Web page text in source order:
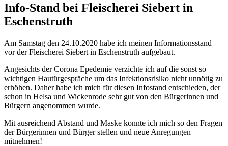
Info-Stand bei Fleischerei Siebert in
Eschenstruth
Am Samstag den 24.10.2020 habe ich meinen Informationsstand
vor der Fleischerei Siebert in Eschenstruth aufgebaut.
Angesichts der Corona Epedemie verzichte ich auf die sonst so
wichtigen Hautürgespräche um das Infektionsrisiko nicht unnötig zu
erhöhen. Daher habe ich mich für diesen Infostand entschieden, der
schon in Helsa und Wickenrode sehr gut von den Bürgerinnen und
Bürgern angenommen wurde.
Mit ausreichend Abstand und Maske konnte ich mich so den Fragen
der Bürgerinnen und Bürger stellen und neue Anregungen
mitnehmen!